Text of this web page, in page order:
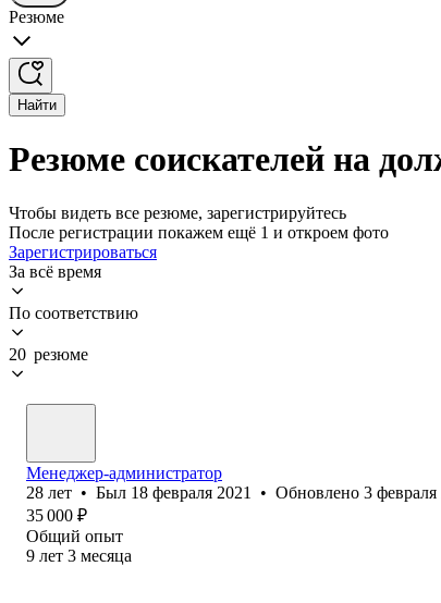
Резюме
Найти
Резюме соискателей на
Чтобы видеть все резюме, зарегистрируйтесь
После регистрации покажем ещё 1 и откроем фото
Зарегистрироваться
За всё время
По соответствию
20 резюме
Менеджер-администратор
28 лет • Был 18 февраля 2021 • Обновлено 3 февраля
35 000 ₽
Общий опыт
9 лет 3 месяца